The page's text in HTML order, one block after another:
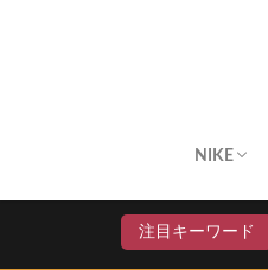
NIKE
注目キーワード